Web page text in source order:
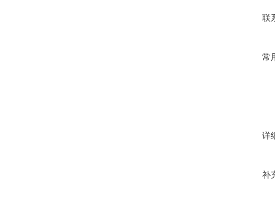
联
常
详
补